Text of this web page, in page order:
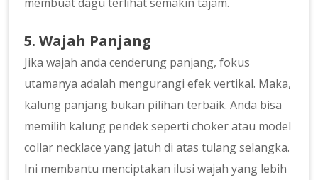
5. Wajah Panjang
Jika wajah anda cenderung panjang, fokus
utamanya adalah mengurangi efek vertikal. Maka,
kalung panjang bukan pilihan terbaik. Anda bisa
memilih kalung pendek seperti choker atau model
collar necklace yang jatuh di atas tulang selangka.
Ini membantu menciptakan ilusi wajah yang lebih